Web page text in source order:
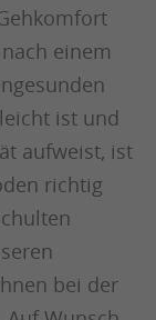
einem
ist und
aufweist, ist
richtig
bei der